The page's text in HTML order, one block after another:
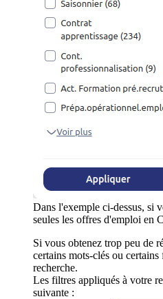
Dans l'exemple ci-dessus, si
seules les offres d'emploi en
Si vous obtenez trop peu de
certains mots-clés ou
recherche.
Les filtres appliqués à votre
suivante :